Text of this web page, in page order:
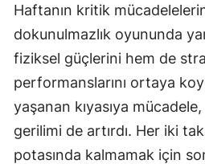
Haftanın kritik
dokunulmazlık oyununda
fiziksel güçlerini hem de
performanslarını ortaya
yaşanan kıyasıya
gerilimi de artırdı. Her iki
potasında kalmamak için